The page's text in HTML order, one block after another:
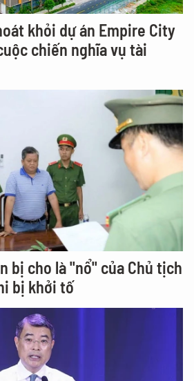
khỏi dự án Empire City
chiến nghĩa vụ tài
bị cho là "nổ" của Chủ tịch
bị khởi tố